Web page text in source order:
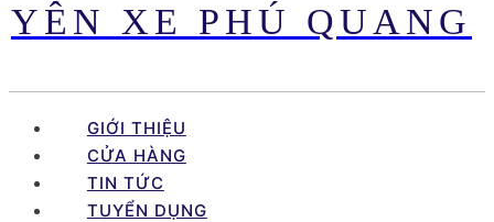
YÊN XE PHÚ QUANG
GIỚI THIỆU
CỬA HÀNG
TIN TỨC
TUYỂN DỤNG